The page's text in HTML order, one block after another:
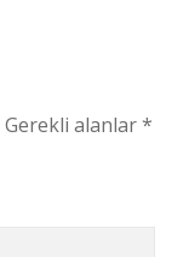
Gerekli alanlar*